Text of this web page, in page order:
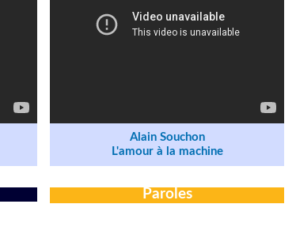
Alain Souchon
L'amour à la machine
Paroles